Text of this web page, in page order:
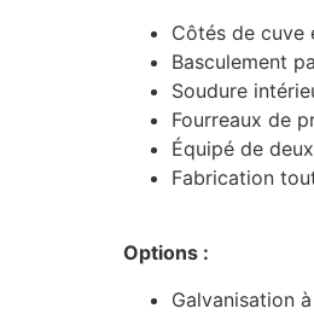
Côtés de cuve
Basculement
Soudure
Fourreaux de
Équipé de
Fabrication
Options :
Galvanisation